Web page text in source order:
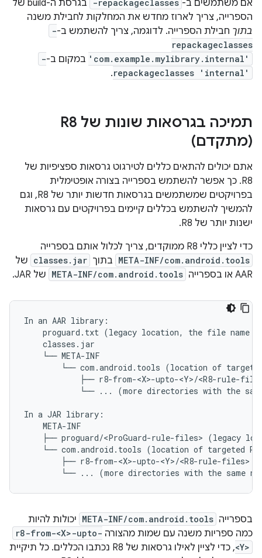
אם משתמשים ב- -repackageclasses
בגרסת ה-build של
הספרייה, צריך לארוז מחדש את המחלקות לחבילת משנה
בתוך חבילת הספרייה. לדוגמה, צריך להשתמש ב--
repackageclasses
'com.example.mylibrary.internal' במקום ב--
repackageclasses 'internal'
.
תמיכה בגרסאות שונות של R8
(מתקדם)
אתם יכולים להתאים כללים לטירגוט גרסאות ספציפיות של
R8. כך אפשר להשתמש בספרייה בצורה אופטימלית
בפרויקטים שמשתמשים בגרסאות חדשות יותר של R8, וגם
להמשיך להשתמש בכללים קיימים בפרויקטים עם גרסאות
ישנות יותר של R8.
כדי לציין כללי R8 ממוקדים, צריך לכלול אותם בספרייה
META-INF/com.android.tools בתוך classes.jar של
AAR או בספרייה
META-INF/com.android.tools של JAR.
In an AAR library:
proguard.txt (legacy location, the file name
    classes.jar
    └── META-INF
└── com.android.tools (location of
├── r8-from-<X>-upto-<Y>/<R8-rule-
└── ... (more directories with the
In a JAR library:
    META-INF
├── proguard/<ProGuard-rule-files> (legacy
└── com.android.tools (location of targeted R8
        ├── r8-from-<X>-upto-<Y>/<R8-rule-files>
בספרייה META-INF/com.android.tools יכולות להיות
כמה ספריות משנה עם שמות מהצורה r8-from-<X>-upto-
<Y>
, כדי לציין לאילו גרסאות של R8 נכתבו הכללים. כל תיקיית